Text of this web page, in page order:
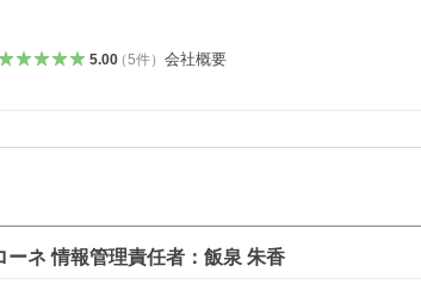
5.00（5件） 会社概要
ーネ 情報管理責任者： 飯泉 朱香